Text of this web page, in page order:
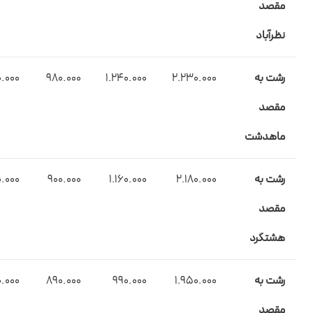
مقصد
نظرآباد
رشت به
مقصد
ماهدشت
2.230.000
1.240.000
980.000
رشت به
مقصد
هشتگرد
2.180.000
1.160.000
900.000
رشت به
1.950.000
990.000
890.000